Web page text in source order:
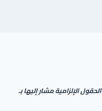
الحقول الإلزامية مشار إليها بـ